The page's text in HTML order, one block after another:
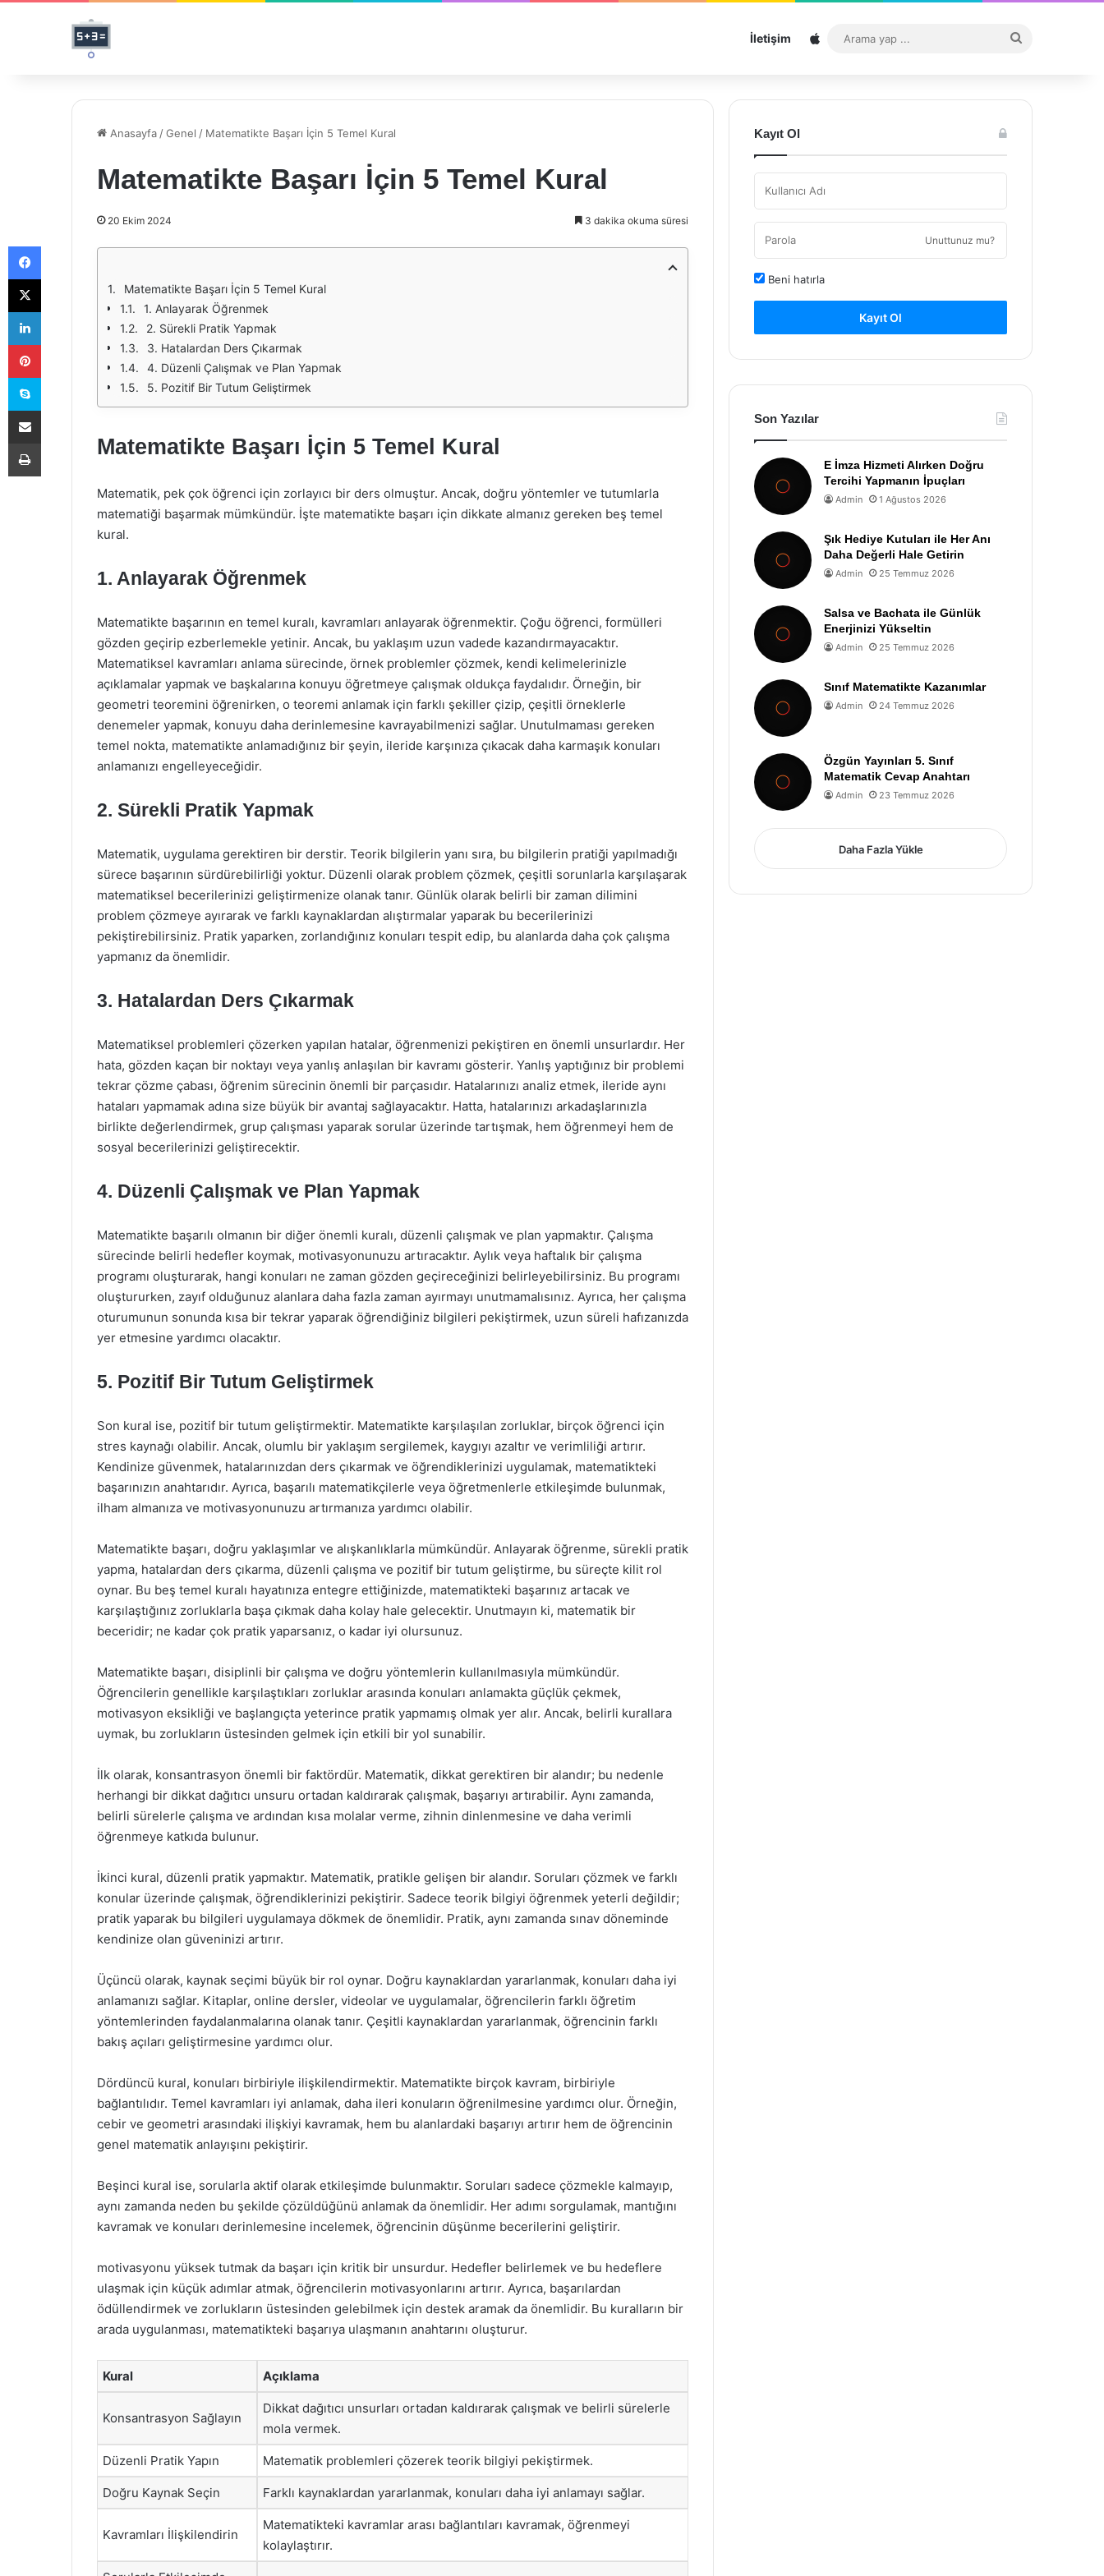
İletişim Sitemap
...
Anasayfa /Genel / Matematikte Başarı İçin 5 Temel Kural
Matematikte Başarı İçin 5 Temel Kural
20 Ekim 2024 3 dakika okuma süresi
Matematikte Başarı İçin 5 Temel Kural
1. Anlayarak Öğrenmek
2. Sürekli Pratik Yapmak
3. Hatalardan Ders Çıkarmak
4. Düzenli Çalışmak ve Plan Yapmak
5. Pozitif Bir Tutum Geliştirmek
Matematikte Başarı İçin 5 Temel Kural
Matematik, pek çok öğrenci için zorlayıcı bir ders olmuştur. Ancak, doğru yöntemler ve tutumlarla
matematiği başarmak mümkündür. İşte matematikte başarı için dikkate almanız gereken beş temel
kural.
1. Anlayarak Öğrenmek
Matematikte başarının en temel kuralı, kavramları anlayarak öğrenmektir. Çoğu öğrenci, formülleri
gözden geçirip ezberlemekle yetinir. Ancak, bu yaklaşım uzun vadede kazandırmayacaktır.
Matematiksel kavramları anlama sürecinde, örnek problemler çözmek, kendi kelimelerinizle
açıklamalar yapmak ve başkalarına konuyu öğretmeye çalışmak oldukça faydalıdır. Örneğin, bir
geometri teoremini öğrenirken, o teoremi anlamak için farklı şekiller çizip, çeşitli örneklerle
denemeler yapmak, konuyu daha derinlemesine kavrayabilmenizi sağlar. Unutulmaması gereken
temel nokta, matematikte anlamadığınız bir şeyin, ileride karşınıza çıkacak daha karmaşık konuları
anlamanızı engelleyeceğidir.
2. Sürekli Pratik Yapmak
Matematik, uygulama gerektiren bir derstir. Teorik bilgilerin yanı sıra, bu bilgilerin pratiği yapılmadığı
sürece başarının sürdürebilirliği yoktur. Düzenli olarak problem çözmek, çeşitli sorunlarla karşılaşarak
matematiksel becerilerinizi geliştirmenize olanak tanır. Günlük olarak belirli bir zaman dilimini
problem çözmeye ayırarak ve farklı kaynaklardan alıştırmalar yaparak bu becerilerinizi
pekiştirebilirsiniz. Pratik yaparken, zorlandığınız konuları tespit edip, bu alanlarda daha çok çalışma
yapmanız da önemlidir.
3. Hatalardan Ders Çıkarmak
Matematiksel problemleri çözerken yapılan hatalar, öğrenmenizi pekiştiren en önemli unsurlardır. Her
hata, gözden kaçan bir noktayı veya yanlış anlaşılan bir kavramı gösterir. Yanlış yaptığınız bir problemi
tekrar çözme çabası, öğrenim sürecinin önemli bir parçasıdır. Hatalarınızı analiz etmek, ileride aynı
hataları yapmamak adına size büyük bir avantaj sağlayacaktır. Hatta, hatalarınızı arkadaşlarınızla
birlikte değerlendirmek, grup çalışması yaparak sorular üzerinde tartışmak, hem öğrenmeyi hem de
sosyal becerilerinizi geliştirecektir.
4. Düzenli Çalışmak ve Plan Yapmak
Matematikte başarılı olmanın bir diğer önemli kuralı, düzenli çalışmak ve plan yapmaktır. Çalışma
sürecinde belirli hedefler koymak, motivasyonunuzu artıracaktır. Aylık veya haftalık bir çalışma
programı oluşturarak, hangi konuları ne zaman gözden geçireceğinizi belirleyebilirsiniz. Bu programı
oluştururken, zayıf olduğunuz alanlara daha fazla zaman ayırmayı unutmamalısınız. Ayrıca, her çalışma
oturumunun sonunda kısa bir tekrar yaparak öğrendiğiniz bilgileri pekiştirmek, uzun süreli hafızanızda
yer etmesine yardımcı olacaktır.
5. Pozitif Bir Tutum Geliştirmek
Son kural ise, pozitif bir tutum geliştirmektir. Matematikte karşılaşılan zorluklar, birçok öğrenci için
stres kaynağı olabilir. Ancak, olumlu bir yaklaşım sergilemek, kaygıyı azaltır ve verimliliği artırır.
Kendinize güvenmek, hatalarınızdan ders çıkarmak ve öğrendiklerinizi uygulamak, matematikteki
başarınızın anahtarıdır. Ayrıca, başarılı matematikçilerle veya öğretmenlerle etkileşimde bulunmak,
ilham almanıza ve motivasyonunuzu artırmanıza yardımcı olabilir.
Matematikte başarı, doğru yaklaşımlar ve alışkanlıklarla mümkündür. Anlayarak öğrenme, sürekli pratik
yapma, hatalardan ders çıkarma, düzenli çalışma ve pozitif bir tutum geliştirme, bu süreçte kilit rol
oynar. Bu beş temel kuralı hayatınıza entegre ettiğinizde, matematikteki başarınız artacak ve
karşılaştığınız zorluklarla başa çıkmak daha kolay hale gelecektir. Unutmayın ki, matematik bir
beceridir; ne kadar çok pratik yaparsanız, o kadar iyi olursunuz.
Matematikte başarı, disiplinli bir çalışma ve doğru yöntemlerin kullanılmasıyla mümkündür.
Öğrencilerin genellikle karşılaştıkları zorluklar arasında konuları anlamakta güçlük çekmek,
motivasyon eksikliği ve başlangıçta yeterince pratik yapmamış olmak yer alır. Ancak, belirli kurallara
uymak, bu zorlukların üstesinden gelmek için etkili bir yol sunabilir.
İlk olarak, konsantrasyon önemli bir faktördür. Matematik, dikkat gerektiren bir alandır; bu nedenle
herhangi bir dikkat dağıtıcı unsuru ortadan kaldırarak çalışmak, başarıyı artırabilir. Aynı zamanda,
belirli sürelerle çalışma ve ardından kısa molalar verme, zihnin dinlenmesine ve daha verimli
öğrenmeye katkıda bulunur.
İkinci kural, düzenli pratik yapmaktır. Matematik, pratikle gelişen bir alandır. Soruları çözmek ve farklı
konular üzerinde çalışmak, öğrendiklerinizi pekiştirir. Sadece teorik bilgiyi öğrenmek yeterli değildir;
pratik yaparak bu bilgileri uygulamaya dökmek de önemlidir. Pratik, aynı zamanda sınav döneminde
kendinize olan güveninizi artırır.
Üçüncü olarak, kaynak seçimi büyük bir rol oynar. Doğru kaynaklardan yararlanmak, konuları daha iyi
anlamanızı sağlar. Kitaplar, online dersler, videolar ve uygulamalar, öğrencilerin farklı öğretim
yöntemlerinden faydalanmalarına olanak tanır. Çeşitli kaynaklardan yararlanmak, öğrencinin farklı
bakış açıları geliştirmesine yardımcı olur.
Dördüncü kural, konuları birbiriyle ilişkilendirmektir. Matematikte birçok kavram, birbiriyle
bağlantılıdır. Temel kavramları iyi anlamak, daha ileri konuların öğrenilmesine yardımcı olur. Örneğin,
cebir ve geometri arasındaki ilişkiyi kavramak, hem bu alanlardaki başarıyı artırır hem de öğrencinin
genel matematik anlayışını pekiştirir.
Beşinci kural ise, sorularla aktif olarak etkileşimde bulunmaktır. Soruları sadece çözmekle kalmayıp,
aynı zamanda neden bu şekilde çözüldüğünü anlamak da önemlidir. Her adımı sorgulamak, mantığını
kavramak ve konuları derinlemesine incelemek, öğrencinin düşünme becerilerini geliştirir.
motivasyonu yüksek tutmak da başarı için kritik bir unsurdur. Hedefler belirlemek ve bu hedeflere
ulaşmak için küçük adımlar atmak, öğrencilerin motivasyonlarını artırır. Ayrıca, başarılardan
ödüllendirmek ve zorlukların üstesinden gelebilmek için destek aramak da önemlidir. Bu kuralların bir
arada uygulanması, matematikteki başarıya ulaşmanın anahtarını oluşturur.
Kural Açıklama
Konsantrasyon Sağlayın
Dikkat dağıtıcı unsurları ortadan kaldırarak çalışmak ve belirli sürelerle
mola vermek.
Düzenli Pratik Yapın Matematik problemleri çözerek teorik bilgiyi pekiştirmek.
Doğru Kaynak Seçin Farklı kaynaklardan yararlanmak, konuları daha iyi anlamayı sağlar.
Kavramları İlişkilendirin
Matematikteki kavramlar arası bağlantıları kavramak, öğrenmeyi
kolaylaştırır.
Kayıt Ol
Unuttunuz mu?
Beni hatırla
Kayıt Ol
Son Yazılar
E İmza Hizmeti Alırken Doğru
Tercihi Yapmanın İpuçları
Admin 1 Ağustos 2026
Şık Hediye Kutuları ile Her Anı
Daha Değerli Hale Getirin
Admin 25 Temmuz 2026
Salsa ve Bachata ile Günlük
Enerjinizi Yükseltin
Admin 25 Temmuz 2026
Sınıf Matematikte Kazanımlar
Admin 24 Temmuz 2026
Özgün Yayınları 5. Sınıf
Matematik Cevap Anahtarı
Admin 23 Temmuz 2026
Daha Fazla Yükle
Facebook
X
LinkedIn
Pinterest
Skype
E-Posta ile paylaş